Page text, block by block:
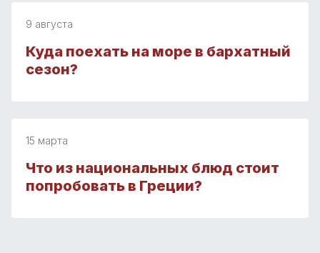
9 августа
Куда поехать на море в бархатный
сезон?
15 марта
Что из национальных блюд стоит
попробовать в Греции?